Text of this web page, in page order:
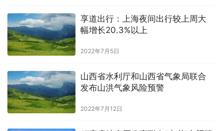
享道出行：上海夜间出行较上周大
幅增长20.3%以上
2022年7月5日
山西省水利厅和山西省气象局联合
发布山洪气象风险预警
2022年7月12日